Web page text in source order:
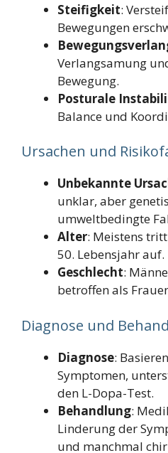
Steifigkeit:
Bewegungen
Verlangsamung
Bewegung.
Posturale
Balance und
Ursachen und
Unbekannte
unklar, aber
umweltbedingte
Alter: Meistens
50. Lebensjahr auf.
Geschlecht:
betroffen als
Diagnose und
Diagnose:
Symptomen,
den L-Dopa-Test.
Behandlung:
Linderung der
und manchmal